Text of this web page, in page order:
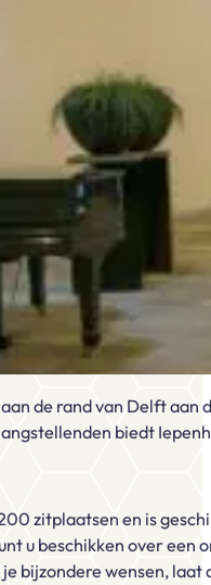
de rand van Delft
biedt
zitplaatsen en is
u beschikken over
bijzondere wensen,